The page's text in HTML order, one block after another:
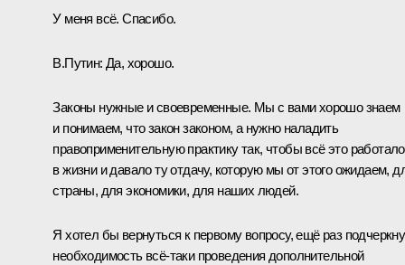
У меня всё. Спасибо.
В.Путин: Да, хорошо.
Законы нужные и своевременные. Мы с вами хорошо знаем
и понимаем, что закон законом, а нужно наладить
правоприменительную практику так, чтобы всё это работало
в жизни и давало ту отдачу, которую мы от этого ожидаем,
страны, для экономики, для наших людей.
Я хотел бы вернуться к первому вопросу, ещё раз
необходимость всё-таки проведения дополнительной